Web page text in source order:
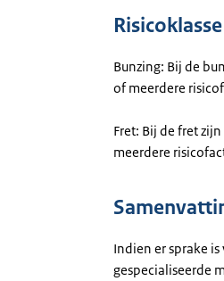
Bunzing: Bij de
of meerdere
Fret: Bij de fret
meerdere
Indien er sprake
gespecialiseerde